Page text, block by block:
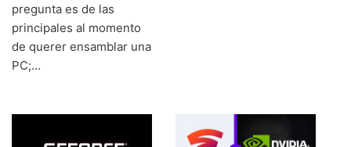
pregunta es de las
principales al momento
de querer ensamblar una
PC;…